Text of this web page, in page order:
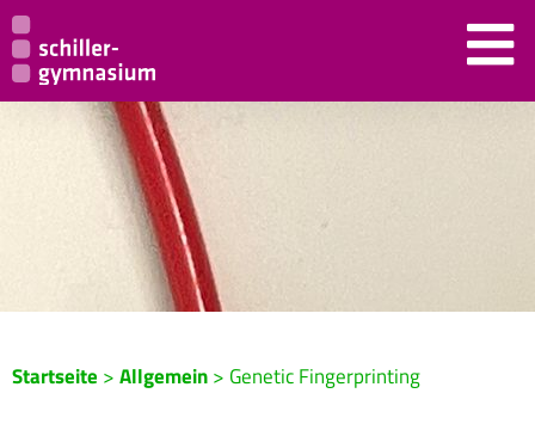
Startseite >Allgemein> Genetic Fingerprinting